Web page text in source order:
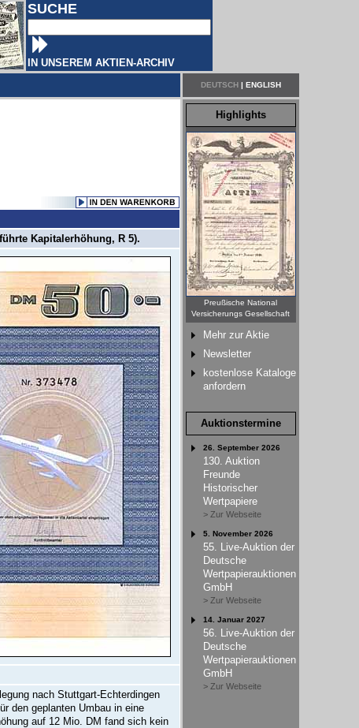
SUCHE
IN UNSEREM AKTIEN-ARCHIV
DEUTSCH| ENGLISH
Kapitalerhöhung, R 5).
nach Stuttgart-Echterdingen
den geplanten Umbau in eine
auf 12 Mio. DM fand sich kein
Highlights
Preußische National
Versicherungs Gesellschaft
Mehr zur Aktie
Newsletter
kostenlose Kataloge
anfordern
Auktionstermine
26. September 2026
130. Auktion
Freunde
Historischer
Wertpapiere
> Zur Webseite
5. November 2026
55. Live-Auktion der
Deutsche
Wertpapierauktionen
GmbH
> Zur Webseite
14. Januar 2027
56. Live-Auktion der
Deutsche
Wertpapierauktionen
GmbH
> Zur Webseite